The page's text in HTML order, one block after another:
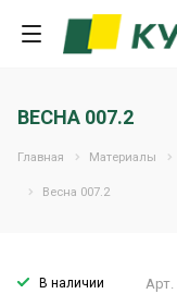
ВЕСНА 007.2
Главная Материалы
Весна 007.2
В наличии Арт.